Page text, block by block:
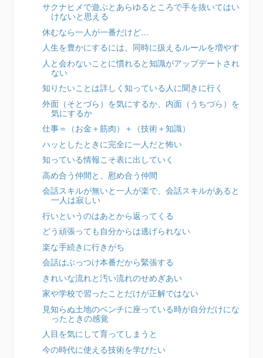
サクナヒメで遊ぶとあらゆるところで手を抜いてはい
けないと思える
休むなら一人が一番だけど…
人生を豊かにするには、同時に扱えるルールを増やす
人と会わないことに慣れると知識がアップデートされ
ない
知りたいことは詳しく知っている人に聞きに行く
外面（そとづら）を気にするか、内面（うちづら）を
気にするか
仕事＝（お金＋筋肉）＋（技術＋知識）
ハッとしたときに完全に一人だと怖い
知っている情報こそ表に出していく
高め合う仲間と、慰め合う仲間
会話スキルが無いと一人が楽で、会話スキルがあると
一人は寂しい
行いというのはあとから返ってくる
どう頑張っても自分からは逃げられない
楽な手続きに行きがち
会話はぶっつけ本番だから緊張する
きれいな流れと汚い流れのせめぎあい
家や学校で習ったことだけが正解ではない
見知らぬ土地のベンチに座っている時が自分だけにな
ったときの感覚
人目を気にして育ってしまうと
今の時代に使える技術を学びたい